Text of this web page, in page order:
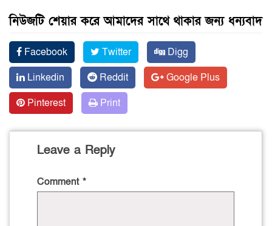
নিউজটি শেয়ার করে আমাদের সাথে থাকার জন্য ধন্যবাদ
Facebook Twitter
Digg
Linkedin
Reddit
Google Plus
Pinterest
Print
Leave a Reply
Comment *